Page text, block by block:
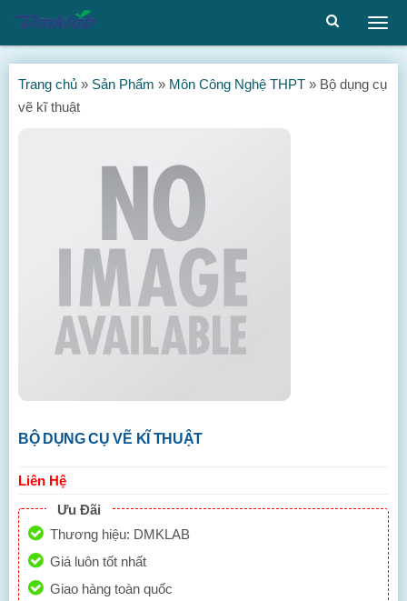
Trang chủ » Sản Phẩm » Môn Công Nghệ THPT » Bộ dụng cụ
vẽ kĩ thuật
BỘ DỤNG CỤ VẼ KĨ THUẬT
Liên Hệ
Ưu Đãi
Thương hiệu: DMKLAB
Giá luôn tốt nhất
Giao hàng toàn quốc